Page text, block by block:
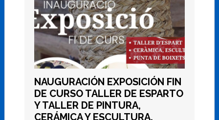
NAUGURACIÓN EXPOSICIÓN FIN
DE CURSO TALLER DE ESPARTO
Y TALLER DE PINTURA,
CERÁMICA Y ESCULTURA.